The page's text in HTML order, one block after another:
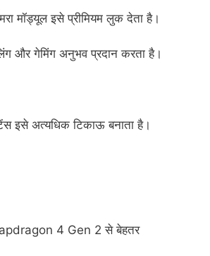
मॉड्यूल इसे प्रीमियम लुक देता है।
और गेमिंग अनुभव प्रदान करता है।
इसे अत्यधिक टिकाऊ बनाता है।
4 Gen 2 से बेहतर